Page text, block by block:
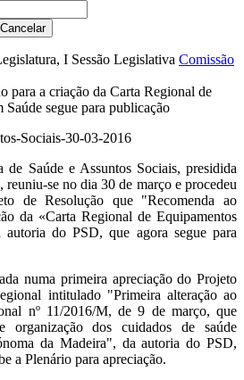
I Sessão Legislativa Comissão
para a criação da Carta Regional de
segue para publicação
de Saúde e Assuntos Sociais, presidida
reuniu-se no dia 30 de março e procedeu
de Resolução que "Recomenda ao
da «Carta Regional de Equipamentos
do PSD, que agora segue para
numa primeira apreciação do Projeto
intitulado "Primeira alteração ao
nº 11/2016/M, de 9 de março, que
organização dos cuidados de saúde
da Madeira", da autoria do PSD,
a Plenário para apreciação.